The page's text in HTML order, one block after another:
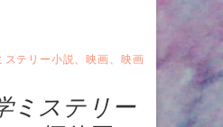
ステリー小説 、映画
映画
ミステリー